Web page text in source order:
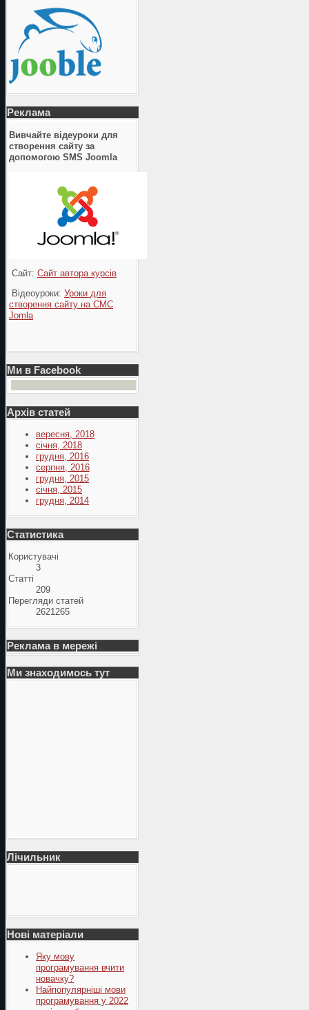
Реклама
Вивчайте відеуроки для
створення сайту за
допомогою SMS Joomla
Сайт: Сайт автора курсів
Відеоуроки: Уроки для
створення сайту на СМС
Jomla
Ми в Facebook
Архів статей
вересня, 2018
січня, 2018
грудня, 2016
серпня, 2016
грудня, 2015
січня, 2015
грудня, 2014
Статистика
Користувачі
3
Статті
209
Перегляди статей
2621265
Реклама в мережі
Ми знаходимось тут
Лічильник
Нові матеріали
Яку мову
програмування вчити
новачку?
Найпопулярніші мови
програмування у 2022